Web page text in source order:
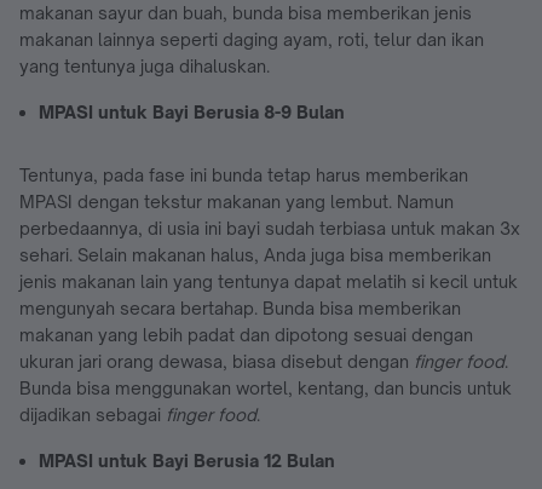
makanan sayur dan buah, bunda bisa memberikan jenis
makanan lainnya seperti daging ayam, roti, telur dan ikan
yang tentunya juga dihaluskan.
MPASI untuk Bayi Berusia 8-9 Bulan
Tentunya, pada fase ini bunda tetap harus memberikan
MPASI dengan tekstur makanan yang lembut. Namun
perbedaannya, di usia ini bayi sudah terbiasa untuk makan 3x
sehari. Selain makanan halus, Anda juga bisa memberikan
jenis makanan lain yang tentunya dapat melatih si kecil untuk
mengunyah secara bertahap. Bunda bisa memberikan
makanan yang lebih padat dan dipotong sesuai dengan
ukuran jari orang dewasa, biasa disebut dengan finger food.
Bunda bisa menggunakan wortel, kentang, dan buncis untuk
dijadikan sebagai finger food.
MPASI untuk Bayi Berusia 12 Bulan